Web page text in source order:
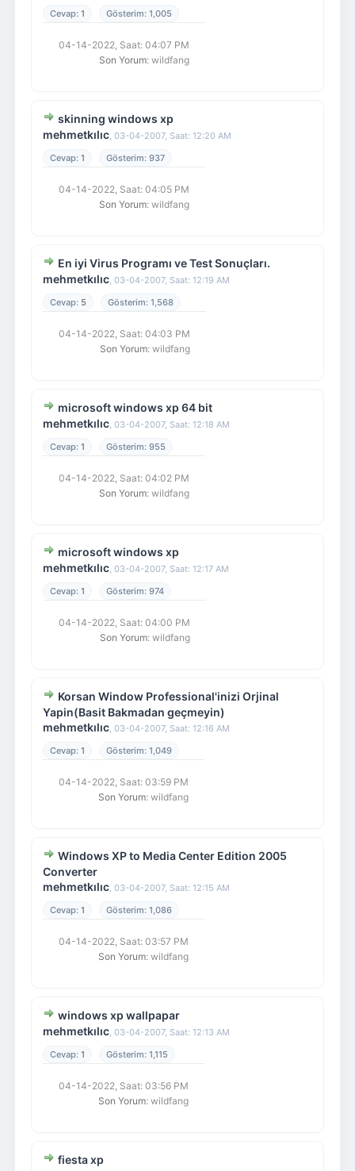
1 1,005
04-14-2022, Saat: 04:07 PM
Son Yorum: wildfang
skinning windows xp
mehmetkılıc, 03-04-2007, Saat: 12:20 AM
1
937
04-14-2022, Saat: 04:05 PM
Son Yorum: wildfang
En iyi Virus Programı ve Test Sonuçları.
mehmetkılıc, 03-04-2007, Saat: 12:19 AM
5
1,568
04-14-2022, Saat: 04:03 PM
Son Yorum: wildfang
microsoft windows xp 64 bit
mehmetkılıc, 03-04-2007, Saat: 12:18 AM
1
955
04-14-2022, Saat: 04:02 PM
Son Yorum: wildfang
microsoft windows xp
mehmetkılıc, 03-04-2007, Saat: 12:17 AM
1
974
04-14-2022, Saat: 04:00 PM
Son Yorum: wildfang
Korsan Window Professional'inizi Orjinal
Yapin(Basit Bakmadan geçmeyin)
mehmetkılıc, 03-04-2007, Saat: 12:16 AM
1
1,049
04-14-2022, Saat: 03:59 PM
Son Yorum: wildfang
Windows XP to Media Center Edition 2005
Converter
mehmetkılıc, 03-04-2007, Saat: 12:15 AM
1
1,086
04-14-2022, Saat: 03:57 PM
Son Yorum: wildfang
windows xp wallpapar
mehmetkılıc, 03-04-2007, Saat: 12:13 AM
1
1,115
04-14-2022, Saat: 03:56 PM
Son Yorum: wildfang
fiesta xp